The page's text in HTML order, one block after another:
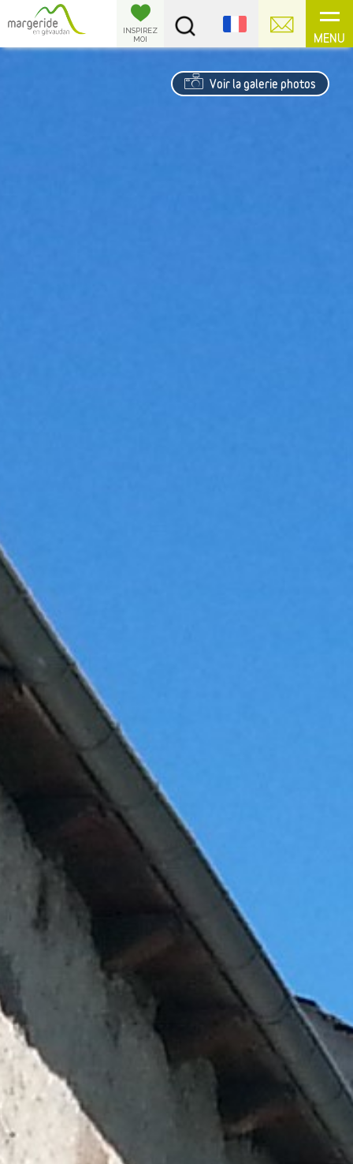
MENU
INSPIREZ
MOI
Voir la galerie photos
Panneau de gestion des cookies